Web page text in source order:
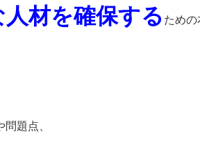
材を確保する ための
題点、